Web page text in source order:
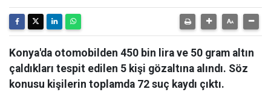
Konya'da otomobilden 450 bin lira ve 50 gram altın
çaldıkları tespit edilen 5 kişi gözaltına alındı. Söz
konusu kişilerin toplamda 72 suç kaydı çıktı.